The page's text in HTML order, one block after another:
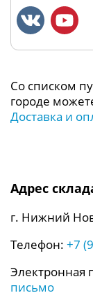
Со списком
городе
Доставка и
Адрес
г. Нижний
Телефон: +7
Электронная
письмо